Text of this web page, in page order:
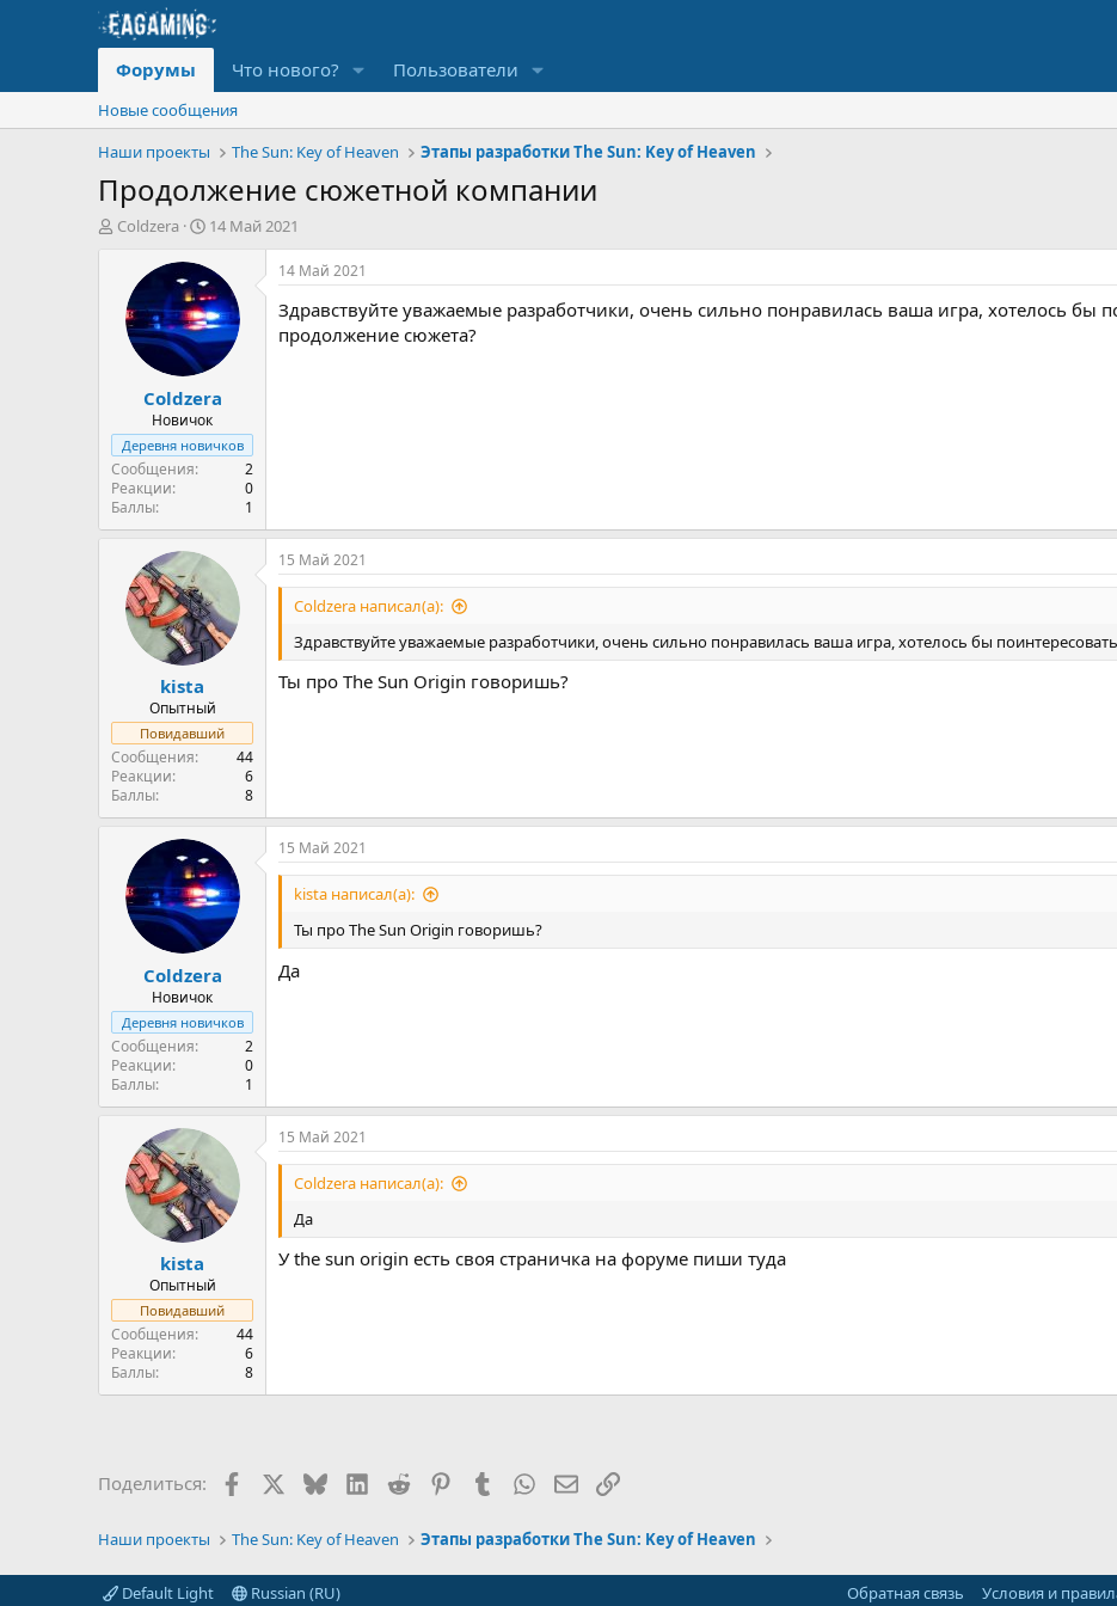
Форумы Что нового? Пользователи
Новые сообщения
Наши проекты
The Sun: Key of Heaven Этапы разработки The Sun: Key of Heaven
Продолжение сюжетной компании
А
Coldzera
Д
т
а
н
а
ч
а
л
а
14 Май 2021
Coldzera
Новичок
Деревня новичков
Сообщения
2
Реакции
0
Баллы
1
14 Май 2021
Здравствуйте уважаемые разработчики, очень сильно понравилась ваша игра, хотелось бы
продолжение сюжета?
kista
Опытный
Повидавший
Сообщения
44
Реакции
6
Баллы
8
15 Май 2021
Coldzera написал(а):
Здравствуйте уважаемые разработчики, очень сильно понравилась ваша игра, хотелось бы
Ты про The Sun Origin говоришь?
Coldzera
Новичок
Деревня новичков
Сообщения
2
Реакции
0
Баллы
1
15 Май 2021
kista написал(а):
Ты про The Sun Origin говоришь?
Да
kista
Опытный
Повидавший
Сообщения
44
Реакции
6
Баллы
8
15 Май 2021
Coldzera написал(а):
Да
У the sun origin есть своя страничка на форуме пиши туда
Поделиться: FacebookX (Twitter)
BlueskyLinkedIn
Reddit PinterestTumblrWhatsAppЭлектронная почта
Ссылка
Наши проекты The Sun: Key of Heaven Этапы разработки The Sun: Key of Heaven
Default Light Russian (RU) Обратная связь Условия и